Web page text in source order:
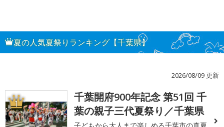
夏の人気夏祭りランキング【千葉県】
2026/08/09 更新
1
千葉開府900年記念 第51回 千
葉の親子三代夏祭り／千葉県